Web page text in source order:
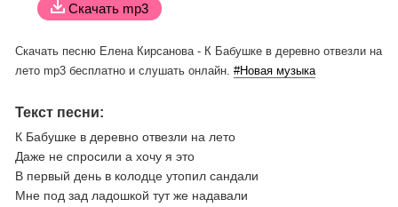
Скачать mp3
Скачать песню Елена Кирсанова - К Бабушке в деревно отвезли на
лето mp3 бесплатно и слушать онлайн. #Новая музыка
Текст песни:
К Бабушке в деревно отвезли на лето
Даже не спросили а хочу я это
В первый день в колодце утопил сандали
Мне под зад ладошкой тут же надавали